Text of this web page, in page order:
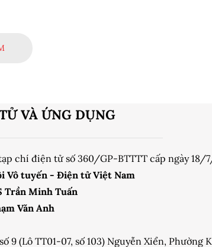
VÀ ỨNG DỤNG
chí điện tử số 360/GP-BTTTT cấp ngày 18/
Vô tuyến - Điện tử Việt Nam
Trần Minh Tuấn
Văn Anh
9 (Lô TT01-07, số 103) Nguyễn Xiển, Phường